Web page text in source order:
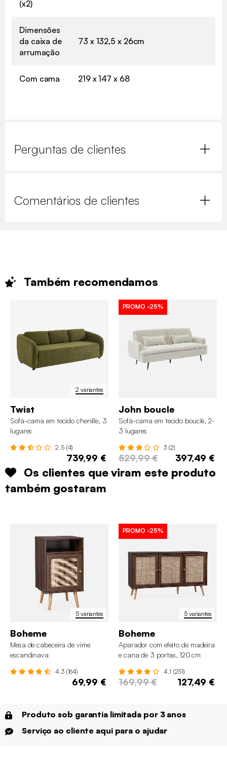
(x2)
Dimensões
da caixa de
arrumação
73 x 132,5 x 26cm
Com cama 219 x 147 x 68
Perguntas de clientes
Comentários de clientes
Também recomendamos
2 variantes
Twist
Sofá-cama em tecido chenille, 3
lugares
2.5 (4)
739,99 €
PROMO -25%
John boucle
Sofá-cama em tecido bouclé, 2-
3 lugares
3 (2)
529,99 € 397,49 €
Os clientes que viram este produto
também gostaram
5 variantes
Boheme
Mesa de cabeceira de vime
escandinava
4.3 (164)
69,99 €
5 variantes
PROMO -25%
Boheme
Aparador com efeito de madeira
e cana de 3 portas, 120 cm
4.1 (251)
169,99 € 127,49 €
Produto sob garantia limitada por 3 anos
Serviço ao cliente aqui para o ajudar